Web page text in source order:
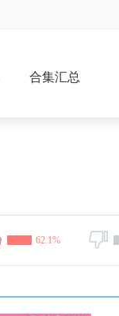
合集汇总
62.1%